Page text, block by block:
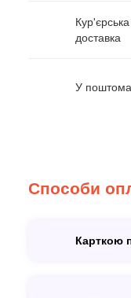
Кур'єрська
доставка
У
Способи
Карткою